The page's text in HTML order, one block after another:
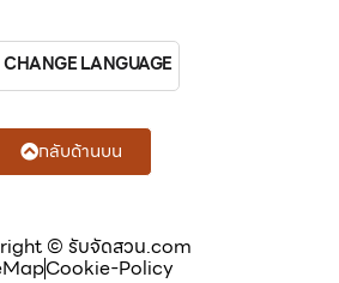
© รับจัดสวน.com
Cookie-Policy
CHANGE LANGUAGE
กลับด้านบน